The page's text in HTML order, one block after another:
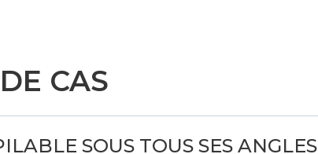
CAS
SOUS TOUS SES ANGLES